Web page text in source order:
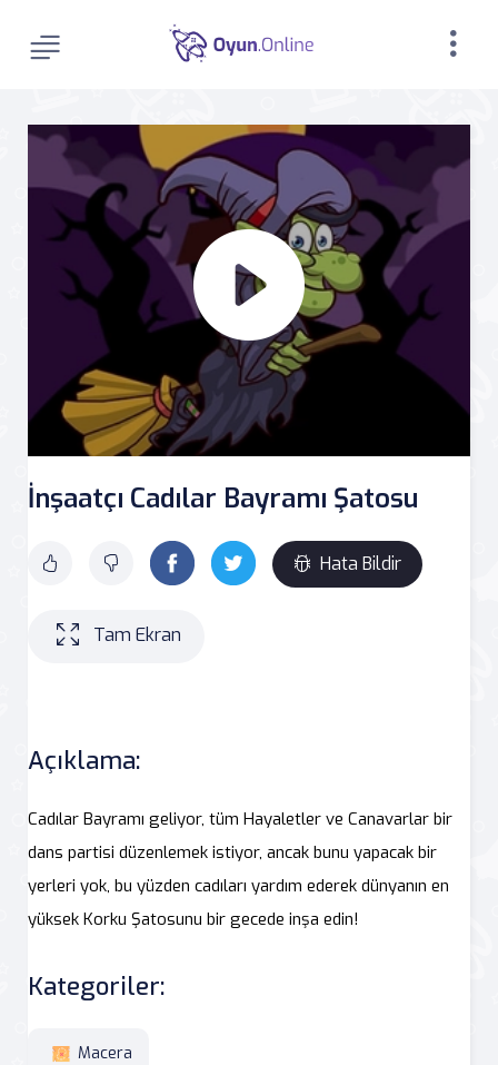
İnşaatçı Cadılar Bayramı Şatosu
Hata Bildir
Tam Ekran
Açıklama:
Cadılar Bayramı geliyor, tüm Hayaletler ve Canavarlar bir
dans partisi düzenlemek istiyor, ancak bunu yapacak bir
yerleri yok, bu yüzden cadıları yardım ederek dünyanın en
yüksek Korku Şatosunu bir gecede inşa edin!
Kategoriler:
Macera